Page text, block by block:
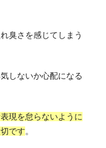
臭さを感じてしまう
しないか心配になる
現を怠らないように
です。